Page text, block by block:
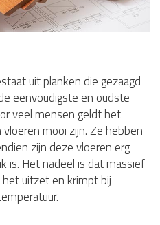
uit planken die gezaagd
eenvoudigste en oudste
veel mensen geldt het
mooi zijn. Ze hebben
zijn deze vloeren erg
is. Het nadeel is dat massief
uitzet en krimpt bij